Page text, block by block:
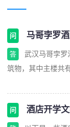
问 马哥孛罗
答
武汉马哥孛罗
筑物，其中主楼共
问 酒店开学文